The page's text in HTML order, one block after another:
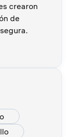
crearon
de